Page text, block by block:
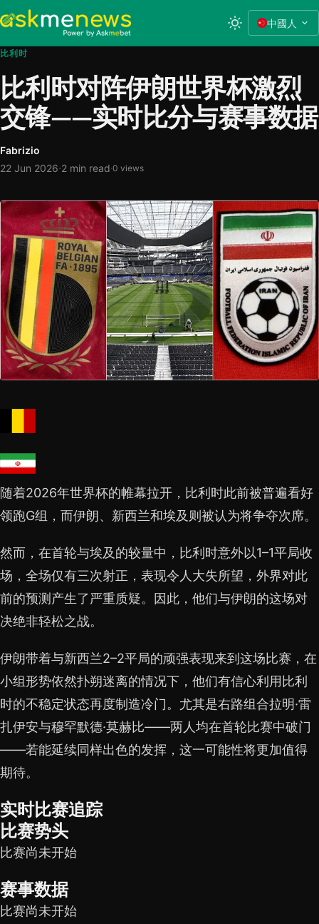
中國人
比利时
比利时对阵伊朗世界杯激烈
交锋——实时比分与赛事数据
Fabrizio
22 Jun 2026·2 min read·0 views
随着2026年世界杯的帷幕拉开，比利时此前被普遍看好
领跑G组，而伊朗、新西兰和埃及则被认为将争夺次席。
然而，在首轮与埃及的较量中，比利时意外以1–1平局收
场，全场仅有三次射正，表现令人大失所望，外界对此
前的预测产生了严重质疑。因此，他们与伊朗的这场对
决绝非轻松之战。
伊朗带着与新西兰2–2平局的顽强表现来到这场比赛，在
小组形势依然扑朔迷离的情况下，他们有信心利用比利
时的不稳定状态再度制造冷门。尤其是右路组合拉明·雷
扎伊安与穆罕默德·莫赫比——两人均在首轮比赛中破门
——若能延续同样出色的发挥，这一可能性将更加值得
期待。
实时比赛追踪
比赛势头
比赛尚未开始
赛事数据
比赛尚未开始